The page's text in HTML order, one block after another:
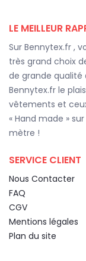
LE MEILLEUR
Sur Bennytex.fr ,
très grand choix
de grande qualité
Bennytex.fr le
vêtements et
« Hand made »
mètre !
SERVICE CLIENT
Nous Contacter
FAQ
CGV
Mentions légales
Plan du site